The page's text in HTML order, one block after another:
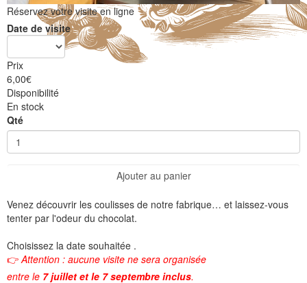
Réservez votre visite en ligne
Date de visite
Prix
6,00€
Disponibilité
En stock
Qté
Ajouter au panier
Venez découvrir les coulisses de notre fabrique… et laissez-vous
tenter par l'odeur du chocolat.
Choisissez la date souhaitée .
👉Attention : aucune visite ne sera organisée
entre le 7 juillet et le 7 septembre inclus.